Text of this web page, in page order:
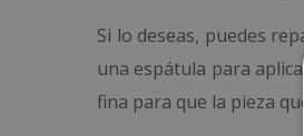
Si lo deseas, puedes
una espátula para
fina para que la pieza